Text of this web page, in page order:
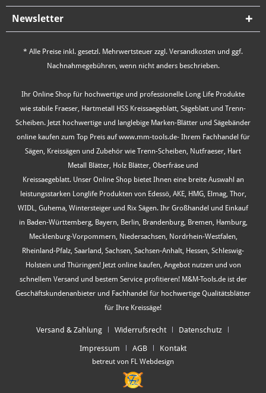
Newsletter
* Alle Preise inkl. gesetzl. Mehrwertsteuer zzgl. Versandkosten und ggf.
Nachnahmegebühren, wenn nicht anders beschrieben.
Ihr Online Shop für hochwertige und professionelle Long Life Produkte
wie stabile Fraeser, Hartmetall HSS Kreissaegeblatt, Sägeblatt und Trenn-
Scheiben. Jetzt hochwertige und langlebige Marken-Blätter und Sägebänder
online kaufen zum Top Preis auf www.mm-tools.de- Ihrem Fachhandel für
Sägen, Kreissägen und Zubehör wie Trenn-Scheiben, Nutfraeser, Hart
Metall Blätter, Holz Blätter, Oberfräse und
Kreissaegeblatt. Unser Online Shop bietet Ihnen eine breite Auswahl an
leistungsstarken Longlife Produkten von Edessö, AKE, HMG, Elmag, Thor,
WIDL, Guhema, Wintersteiger und Rix Sägen. Ihr Großhandel und Einkauf
in Baden-Württemberg, Bayern, Berlin, Brandenburg, Bremen, Hamburg,
Mecklenburg-Vorpommern, Niedersachsen, Nordrhein-Westfalen,
Rheinland-Pfalz, Saarland, Sachsen, Sachsen-Anhalt, Hessen, Schleswig-
Holstein und Thüringen! Jetzt online kaufen, Angebot nutzen und von
schnellem Versand und bestem Service profitieren! M&M-Tools.de ist der
Geschäftskundenanbieter und Fachhandel für hochwertige Qualitätsblätter
für Ihre Kreissäge!
Versand & Zahlung Widerrufsrecht Datenschutz
Impressum AGB Kontakt
betreut von FL Webdesign